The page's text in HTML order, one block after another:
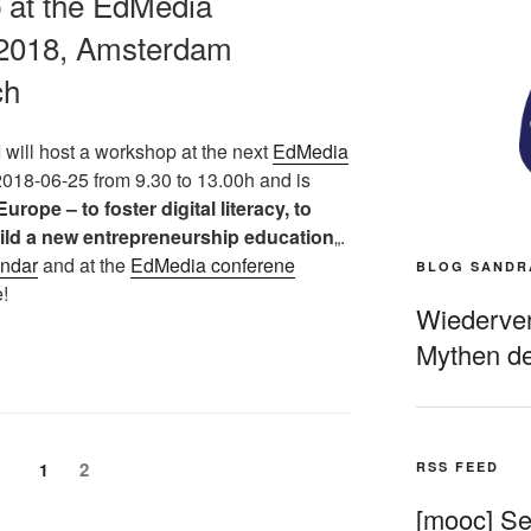
Amsterdam
host a workshop at the next EdMedia
06-25 from 9.30 to 13.00h and is
– to foster digital literacy, to
a new entrepreneurship education„.
and at the EdMedia conferene
Seite
1 Seite
2
BLOG
Mythen
RSS FEED
[mooc]